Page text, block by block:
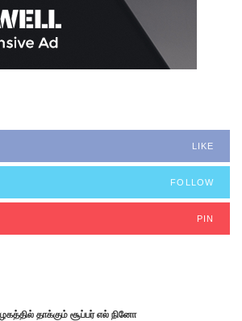
LIKE
FOLLOW
PIN
தாக்கும் சூப்பர் எல் நினோ